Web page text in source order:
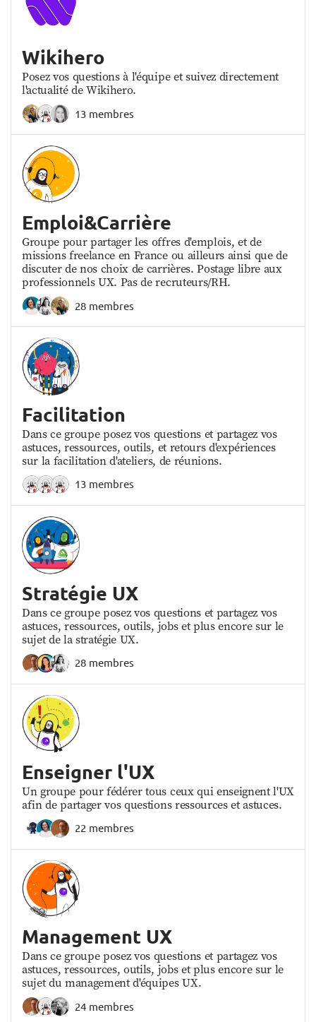
Wikihero
Posez vos questions à l'équipe et suivez directement
l'actualité de Wikihero.
13 membres
Emploi&Carrière
Groupe pour partager les offres d'emplois, et de
missions freelance en France ou ailleurs ainsi que de
discuter de nos choix de carrières. Postage libre aux
professionnels UX. Pas de recruteurs/RH.
28 membres
Facilitation
Dans ce groupe posez vos questions et partagez vos
astuces, ressources, outils, et retours d'expériences
sur la facilitation d'ateliers, de réunions.
13 membres
Stratégie UX
Dans ce groupe posez vos questions et partagez vos
astuces, ressources, outils, jobs et plus encore sur le
sujet de la stratégie UX.
28 membres
Enseigner l'UX
Un groupe pour fédérer tous ceux qui enseignent l'UX
afin de partager vos questions ressources et astuces.
22 membres
Management UX
Dans ce groupe posez vos questions et partagez vos
astuces, ressources, outils, jobs et plus encore sur le
sujet du management d'équipes UX.
24 membres